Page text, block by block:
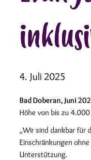
4. Juli 2025
Bad Doberan, Juni
Höhe von bis zu
„Wir sind dankbar für
Einschränkungen
Unterstützung.